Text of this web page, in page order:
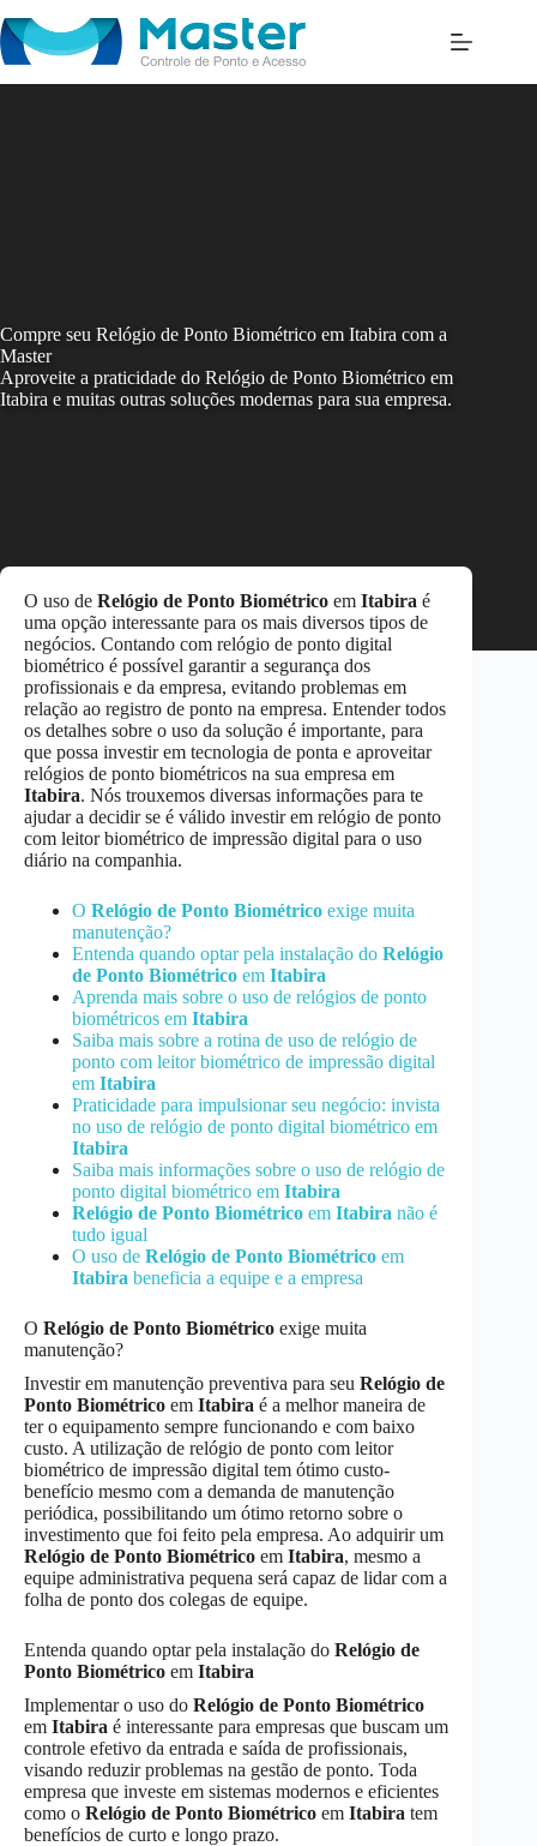
to
content
Compre seu Relógio de Ponto Biométrico em Itabira com a
Master
Aproveite a praticidade do Relógio de Ponto Biométrico em
Itabira e muitas outras soluções modernas para sua empresa.
O uso de Relógio de Ponto Biométrico em Itabira é
uma opção interessante para os mais diversos tipos de
negócios. Contando com relógio de ponto digital
biométrico é possível garantir a segurança dos
profissionais e da empresa, evitando problemas em
relação ao registro de ponto na empresa. Entender todos
os detalhes sobre o uso da solução é importante, para
que possa investir em tecnologia de ponta e aproveitar
relógios de ponto biométricos na sua empresa em
Itabira. Nós trouxemos diversas informações para te
ajudar a decidir se é válido investir em relógio de ponto
com leitor biométrico de impressão digital para o uso
diário na companhia.
O Relógio de Ponto Biométrico exige muita
manutenção?
Entenda quando optar pela instalação do Relógio
de Ponto Biométrico em Itabira
Aprenda mais sobre o uso de relógios de ponto
biométricos em Itabira
Saiba mais sobre a rotina de uso de relógio de
ponto com leitor biométrico de impressão digital
em Itabira
Praticidade para impulsionar seu negócio: invista
no uso de relógio de ponto digital biométrico em
Itabira
Saiba mais informações sobre o uso de relógio de
ponto digital biométrico em Itabira
Relógio de Ponto Biométrico em Itabira não é
tudo igual
O uso de Relógio de Ponto Biométrico em
Itabira beneficia a equipe e a empresa
O Relógio de Ponto Biométrico exige muita
manutenção?
Investir em manutenção preventiva para seu Relógio de
Ponto Biométrico em Itabira é a melhor maneira de
ter o equipamento sempre funcionando e com baixo
custo. A utilização de relógio de ponto com leitor
biométrico de impressão digital tem ótimo custo-
benefício mesmo com a demanda de manutenção
periódica, possibilitando um ótimo retorno sobre o
investimento que foi feito pela empresa. Ao adquirir um
Relógio de Ponto Biométrico em Itabira, mesmo a
equipe administrativa pequena será capaz de lidar com a
folha de ponto dos colegas de equipe.
Entenda quando optar pela instalação do Relógio de
Ponto Biométrico em Itabira
Implementar o uso do Relógio de Ponto Biométrico
em Itabira é interessante para empresas que buscam um
controle efetivo da entrada e saída de profissionais,
visando reduzir problemas na gestão de ponto. Toda
empresa que investe em sistemas modernos e eficientes
como o Relógio de Ponto Biométrico em Itabira tem
benefícios de curto e longo prazo.